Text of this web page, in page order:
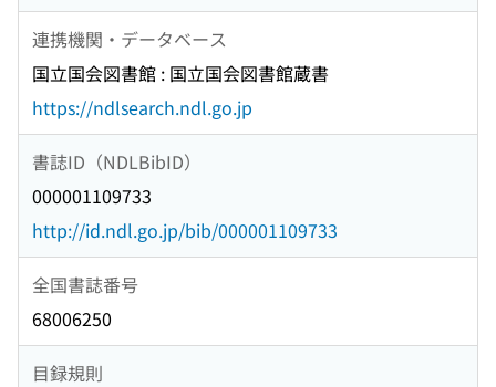
連携機関・データベース
国立国会図書館 : 国立国会図書館蔵書
https://ndlsearch.ndl.go.jp
書誌ID（NDLBibID）
000001109733
http://id.ndl.go.jp/bib/000001109733
全国書誌番号
68006250
目録規則